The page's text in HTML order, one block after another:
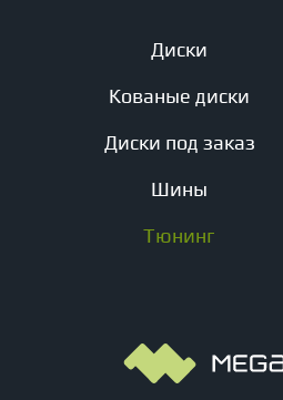
Диски
Кованые диски
Диски под заказ
Шины
Тюнинг